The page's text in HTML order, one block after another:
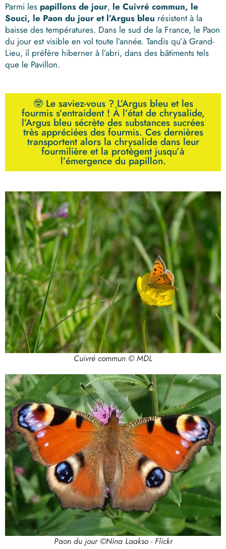
Parmi les papillons de jour, le Cuivré commun, le
Souci, le Paon du jour et l’Argus bleu résistent à la
baisse des températures. Dans le sud de la France, le Paon
du jour est visible en vol toute l’année. Tandis qu’à Grand-
Lieu, il préfère hiberner à l’abri, dans des bâtiments tels
que le Pavillon.
🤓 Le saviez-vous ? L’Argus bleu et les
fourmis s’entraident ! À l’état de chrysalide,
l’Argus bleu sécrète des substances sucrées
très appréciées des fourmis. Ces dernières
transportent alors la chrysalide dans leur
fourmilière et la protègent jusqu’à
l’émergence du papillon.
Cuivré commun © MDL
Paon du jour ©Nina Laakso - Flickr